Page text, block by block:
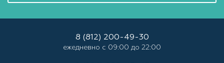
8 (812) 200-49-30
ежедневно с 09:00 до 22:00